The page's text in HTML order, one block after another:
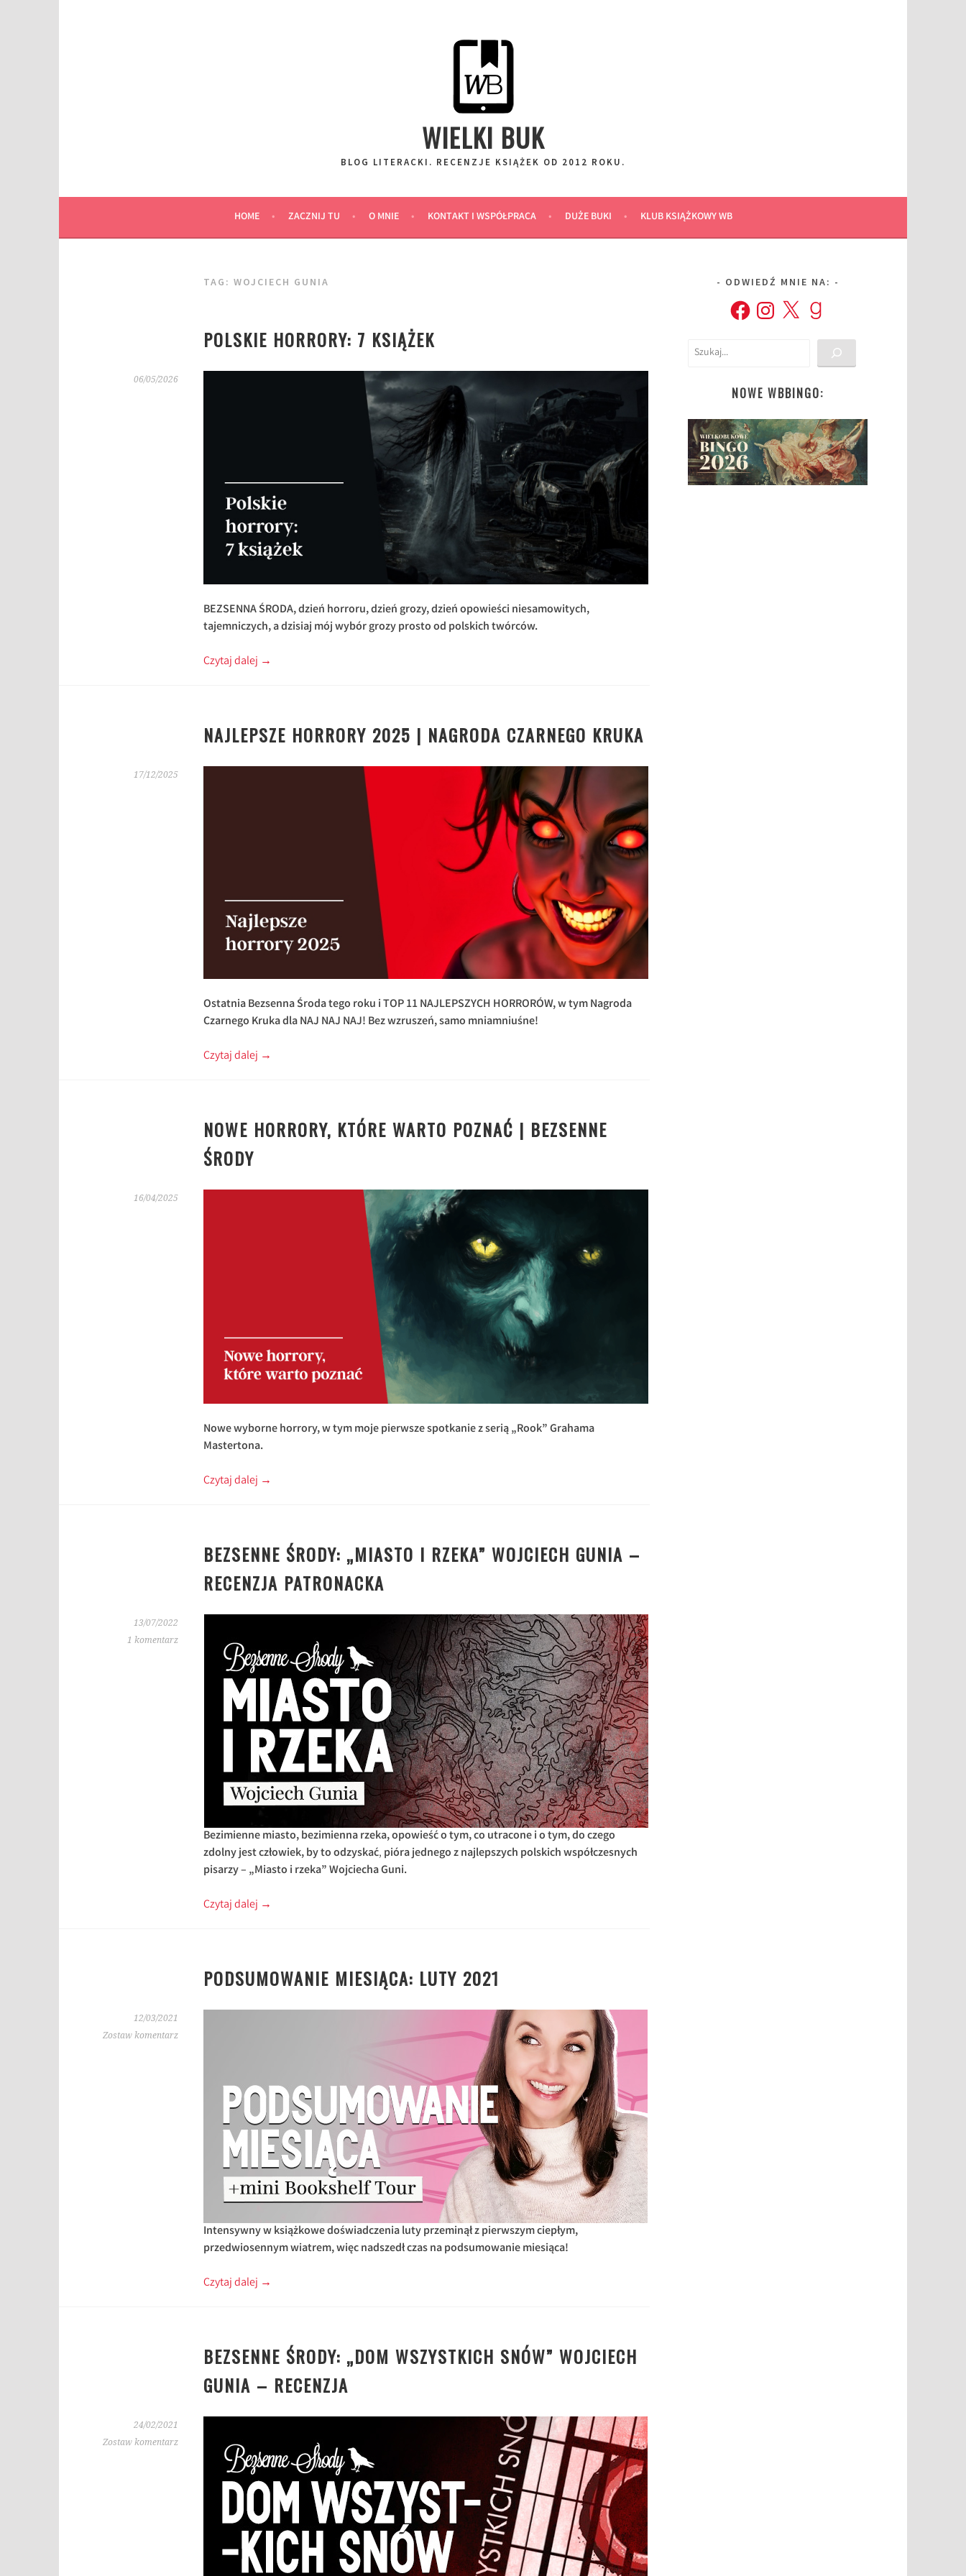
WIELKI BUK
BLOG LITERACKI. RECENZJE KSIĄŻEK OD 2012 ROKU.
HOME ZACZNIJ TU O MNIE KONTAKT I WSPÓŁPRACA DUŻE BUKI KLUB KSIĄŻKOWY WB
TAG: WOJCIECH GUNIA
POLSKIE HORRORY: 7 KSIĄŻEK
06/05/2026
BEZSENNA ŚRODA, dzień horroru, dzień grozy, dzień opowieści niesamowitych,
tajemniczych, a dzisiaj mój wybór grozy prosto od polskich twórców.
Czytaj dalej →
NAJLEPSZE HORRORY 2025 | NAGRODA CZARNEGO KRUKA
17/12/2025
Ostatnia Bezsenna Środa tego roku i TOP 11 NAJLEPSZYCH HORRORÓW, w tym Nagroda
Czarnego Kruka dla NAJ NAJ NAJ! Bez wzruszeń, samo mniamniuśne!
Czytaj dalej →
NOWE HORRORY, KTÓRE WARTO POZNAĆ | BEZSENNE
ŚRODY
16/04/2025
Nowe wyborne horrory, w tym moje pierwsze spotkanie z serią „Rook” Grahama
Mastertona.
Czytaj dalej →
BEZSENNE ŚRODY: „MIASTO I RZEKA” WOJCIECH GUNIA –
RECENZJA PATRONACKA
13/07/2022
1 komentarz
Bezimienne miasto, bezimienna rzeka, opowieść o tym, co utracone i o tym, do czego
zdolny jest człowiek, by to odzyskać, pióra jednego z najlepszych polskich współczesnych
pisarzy – „Miasto i rzeka” Wojciecha Guni.
Czytaj dalej →
PODSUMOWANIE MIESIĄCA: LUTY 2021
12/03/2021
Zostaw komentarz
Intensywny w książkowe doświadczenia luty przeminął z pierwszym ciepłym,
przedwiosennym wiatrem, więc nadszedł czas na podsumowanie miesiąca!
Czytaj dalej →
BEZSENNE ŚRODY: „DOM WSZYSTKICH SNÓW” WOJCIECH
GUNIA – RECENZJA
24/02/2021
Zostaw komentarz
ODWIEDŹ MNIE NA:
FacebookInstagram
X Goodreads
Szukaj
NOWE WBBINGO: